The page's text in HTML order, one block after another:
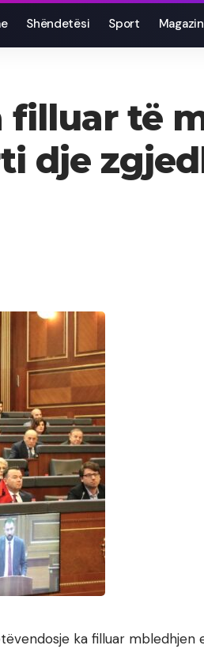
Shëndetësi Sport
filluar të
dje
ka filluar mbledhjen